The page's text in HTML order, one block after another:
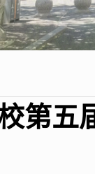
第五